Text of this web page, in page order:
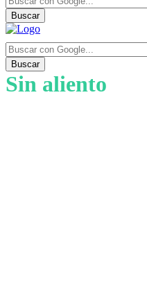
Buscar
Buscar
Sin aliento